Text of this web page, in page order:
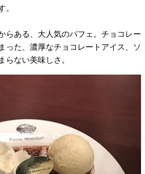
。
らある、大人気のパフェ。チョコレー
った、濃厚なチョコレートアイス、ソ
らない美味しさ。